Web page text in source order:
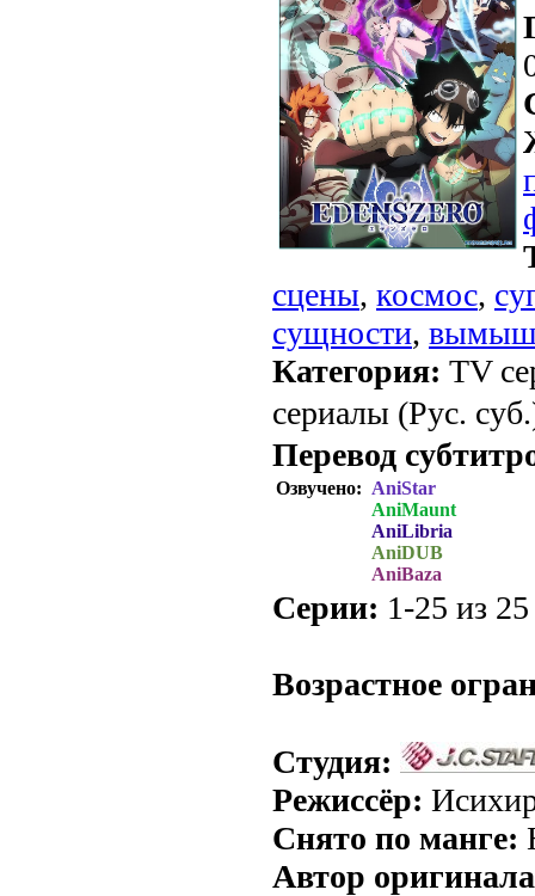
сцены, космос,
сущности,
Категория: TV
сериалы (Рус.
Перевод
Озвучено: AniStar
AniMaunt
AniLibria
AniDUB
AniBaza
Серии: 1-25 из
Возрастное
Студия:
Режиссёр:
Снято по манге:
Автор